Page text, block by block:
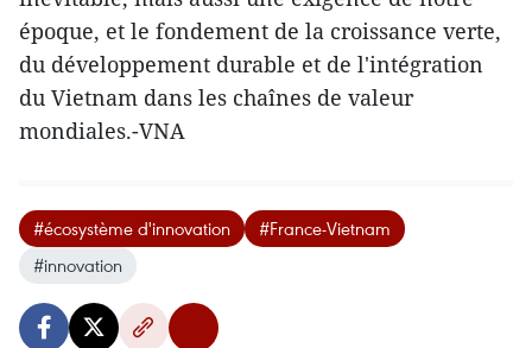
époque, et le fondement de la croissance verte,
du développement durable et de l'intégration
du Vietnam dans les chaînes de valeur
mondiales.-VNA
#écosystème d'innovation
#France-Vietnam
#innovation